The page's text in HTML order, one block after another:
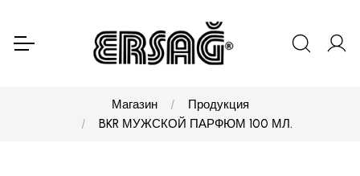
Магазин
Продукция
BKR МУЖСКОЙ ПАРФЮМ 100 МЛ.